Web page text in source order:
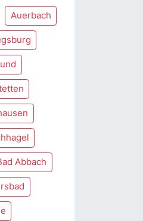
Auerbach
Abbach